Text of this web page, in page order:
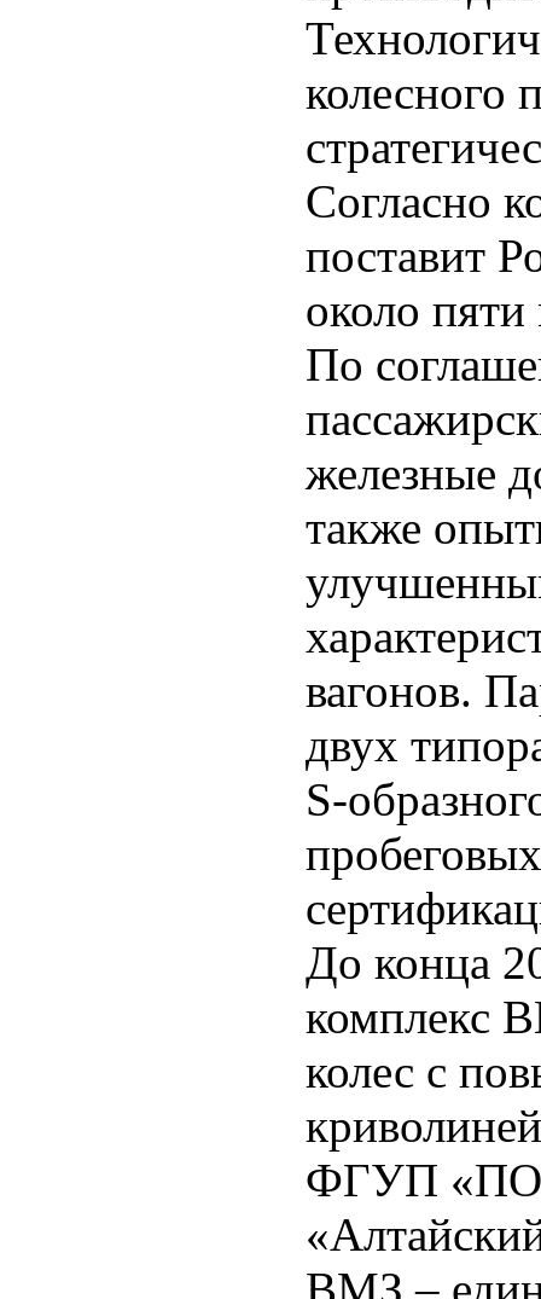
колесного
Согласно
поставит
около
По
железные
также
вагонов.
двух
S-
До конца
комплекс
колес с
ФГУП «ПО
ВМЗ –